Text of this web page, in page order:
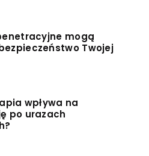
mogą
Twojej
wpływa na
po urazach